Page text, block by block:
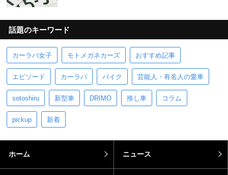
話題のキーワード
カーラバ女子 モトメガネカーズ おすすめ記事
エピソード カーラバ バイク 芸能人・有名人の愛車
sotoshiru 新型車 DRIMO 推し車 コラム
pickup 新着
ホーム ニュース